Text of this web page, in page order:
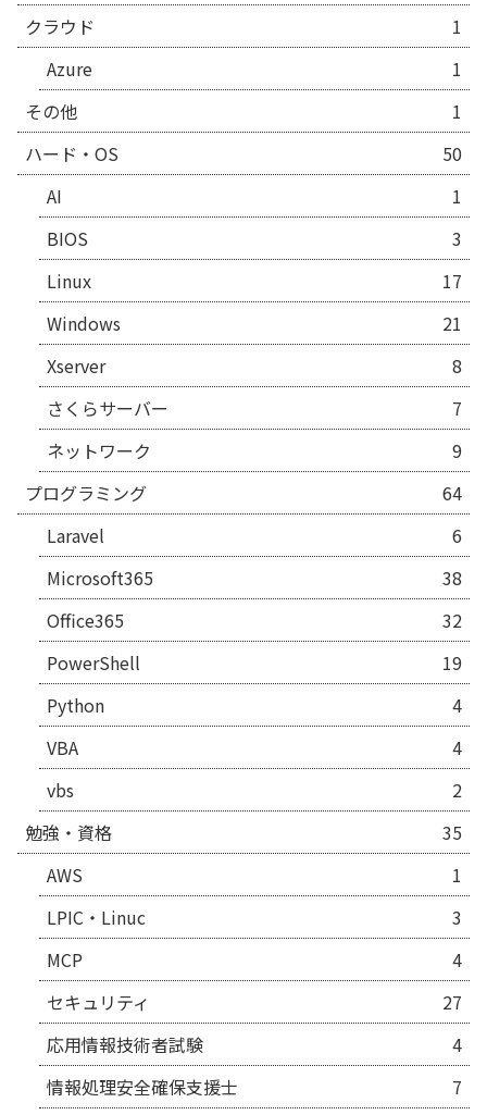
クラウド
1
Azure
1
その他
1
ハード・OS
50
AI
1
BIOS
3
Linux
17
Windows
21
Xserver
8
さくらサーバー
7
ネットワーク
9
プログラミング
64
Laravel
6
Microsoft365
38
Office365
32
PowerShell
19
Python
4
VBA
4
vbs
2
勉強・資格
35
AWS
1
LPIC・Linuc
3
MCP
4
セキュリティ
27
応用情報技術者試験
4
情報処理安全確保支援士
7